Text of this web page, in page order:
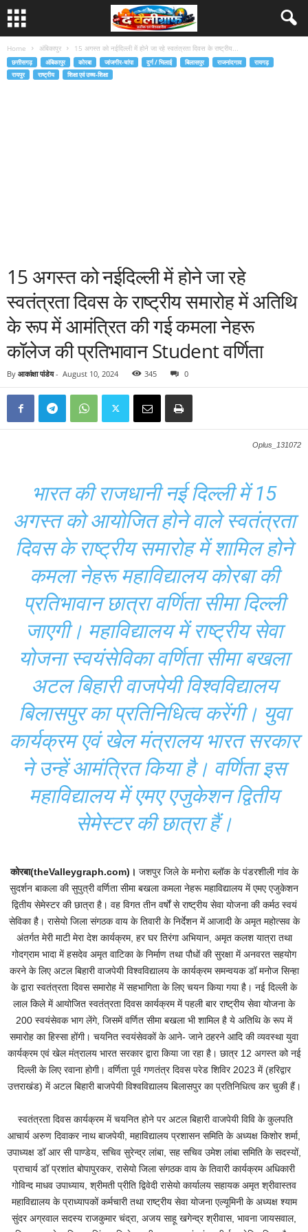
Home अंबिकापुर 15 अगस्त को नईदिल्ली में होने जा रहे स्वतंत्रता दिवस के राष्ट्रीय...
छत्तीसगढ़ अंबिकापुर कोरबा जांजगीर-चांपा दुर्ग / भिलाई बिलासपुर राजनांदगाव
रायगढ़
रायपुर
राष्ट्रीय शिक्षा एवं उच्च-शिक्षा
15 अगस्त को नईदिल्ली में होने जा रहे
स्वतंत्रता दिवस के राष्ट्रीय समारोह में अतिथि
के रूप में आमंत्रित की गई कमला नेहरू
कॉलेज की प्रतिभावान Student वर्णिता
By आकांक्षा पांडेय- August 10, 2024 345 0
Oplus_131072
भारत की राजधानी नई दिल्ली में 15
अगस्त को आयोजित होने वाले स्वतंत्रता
दिवस के राष्ट्रीय समारोह में शामिल होने
कमला नेहरू महाविद्यालय कोरबा की
प्रतिभावान छात्रा वर्णिता सीमा दिल्ली
जाएगी। महाविद्यालय में राष्ट्रीय सेवा
योजना स्वयंसेविका वर्णिता सीमा बखला
अटल बिहारी वाजपेयी विश्वविद्यालय
बिलासपुर का प्रतिनिधित्व करेंगी। युवा
कार्यक्रम एवं खेल मंत्रालय भारत सरकार
ने उन्हें आमंत्रित किया है। वर्णिता इस
महाविद्यालय में एमए एजुकेशन द्वितीय
सेमेस्टर की छात्रा हैं।
कोरबा(theValleygraph.com)। जशपुर जिले के मनोरा ब्लॉक के पंडरशीली गांव के
सुदर्शन बाकला की सुपुत्री वर्णिता सीमा बखला कमला नेहरू महाविद्यालय में एमए एजुकेशन
द्वितीय सेमेस्टर की छात्रा है। वह विगत तीन वर्षों से राष्ट्रीय सेवा योजना की कर्मठ स्वयं
सेविका है। रासेयो जिला संगठक वाय के तिवारी के निर्देशन में आजादी के अमृत महोत्सव के
अंतर्गत मेरी माटी मेरा देश कार्यक्रम, हर घर तिरंगा अभियान, अमृत कलश यात्रा तथा
गोदग्राम भादा में हसदेव अमृत वाटिका के निर्माण तथा पौधों की सुरक्षा में अनवरत सहयोग
करने के लिए अटल बिहारी वाजपेयी विश्वविद्यालय के कार्यक्रम समन्वयक डॉ मनोज सिन्हा
के द्वारा स्वतंत्रता दिवस समारोह में सहभागिता के लिए चयन किया गया है। नई दिल्ली के
लाल किले में आयोजित स्वतंत्रता दिवस कार्यक्रम में पहली बार राष्ट्रीय सेवा योजना के
200 स्वयंसेवक भाग लेंगे, जिसमें वर्णित सीमा बखला भी शामिल है ये अतिथि के रूप में
समारोह का हिस्सा होंगी। चयनित स्वयंसेवकों के आने- जाने ठहरने आदि की व्यवस्था युवा
कार्यक्रम एवं खेल मंत्रालय भारत सरकार द्वारा किया जा रहा है। छात्र 12 अगस्त को नई
दिल्ली के लिए रवाना होगी। वर्णिता पूर्व गणतंत्र दिवस परेड शिविर 2023 में (हरिद्वार
उत्तराखंड) में अटल बिहारी बाजपेयी विश्वविद्यालय बिलासपुर का प्रतिनिधित्व कर चुकी हैं।
स्वतंत्रता दिवस कार्यक्रम में चयनित होने पर अटल बिहारी वाजपेयी विवि के कुलपति
आचार्य अरुण दिवाकर नाथ बाजपेयी, महाविद्यालय प्रशासन समिति के अध्यक्ष किशोर शर्मा,
उपाध्यक्ष डॉ आर सी पाण्डेय, सचिव सुरेन्द्र लांबा, सह सचिव उमेश लांबा समिति के सदस्यों,
प्राचार्य डॉ प्रशांत बोपापुरकर, रासेयो जिला संगठक वाय के तिवारी कार्यक्रम अधिकारी
गोविन्द माधव उपाध्याय, श्रीमती प्रीति द्विवेदी रासेयो कार्यालय सहायक अमृत श्रीवास्तव
महाविद्यालय के प्राध्यापकों कर्मचारी तथा राष्ट्रीय सेवा योजना एल्यूमिनी के अध्यक्ष श्याम
सुंदर अग्रवाल सदस्य राजकुमार चंद्रा, अजय साहू खगेन्द्र श्रीवास, भावना जायसवाल,